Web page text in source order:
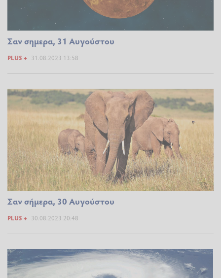
Σαν σημερα, 31 Αυγούστου
PLUS + 31.08.2023 13:58
Σαν σήμερα, 30 Αυγούστου
PLUS + 30.08.2023 20:48